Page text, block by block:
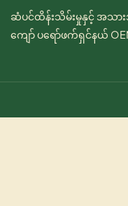
ဆံပင်ထိန်းသိမ်းမှုနှင့် အသာ
ကျော် ပရော်ဖက်ရှင်နယ်